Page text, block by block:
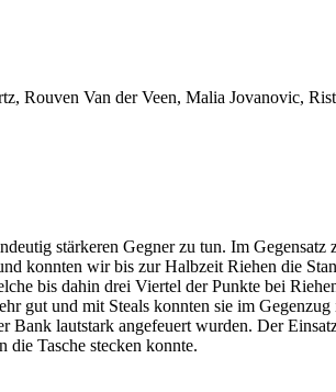
Rouven Van der Veen, Malia Jovanovic,
stärkeren Gegner zu tun. Im
konnten wir bis zur Halbzeit Riehen die
bis dahin drei Viertel der Punkte bei
gut und mit Steals konnten sie im
Bank lautstark angefeuert wurden. Der
die Tasche stecken konnte.